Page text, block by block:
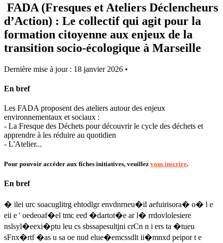
FADA (Fresques et Ateliers Déclencheurs
d’Action) : Le collectif qui agit pour la
formation citoyenne aux enjeux de la
transition socio-écologique à Marseille
Dernière mise à jour : 18 janvier 2026 •
En bref
Les FADA proposent des ateliers autour des enjeux
environnementaux et sociaux :
- La Fresque des Déchets pour découvrir le cycle des déchets et
apprendre à les réduire au quotidien
- L'Atelier...
Pour pouvoir accéder aux fiches initiatives, veuillez vous inscrire.
En bref
� ilei urc soacuglitrg ehtodlgr envdnrneu�il aefuirisora� o� l e
eii e ' oedeoaf�el tmc eed �dartot�e ar l� rrdovlolesiere
nslsyl�eexi�ptu leu cs sbssapesultjni crCn n i ers ta �tueu
sFnx�rtf �as u sa oe nud elue�emcssdlt ii�mnxd peipor t e